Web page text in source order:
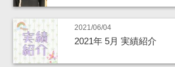
2021/06/04
2021年 5月 実績紹介